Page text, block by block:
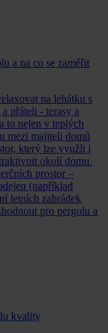
a na co se zaměřit
na lehátku s
přáteli - terasy a
to nejen v teplých
mezi majiteli domů
který lze využít i
okolí domu.
prostor –
(například
letních zahrádek
pro pergolu a
kvality